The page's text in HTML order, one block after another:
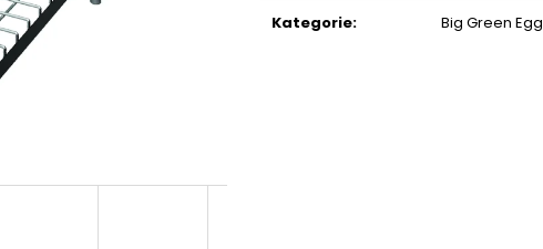
cena:
Kategorie: Big Green Egg